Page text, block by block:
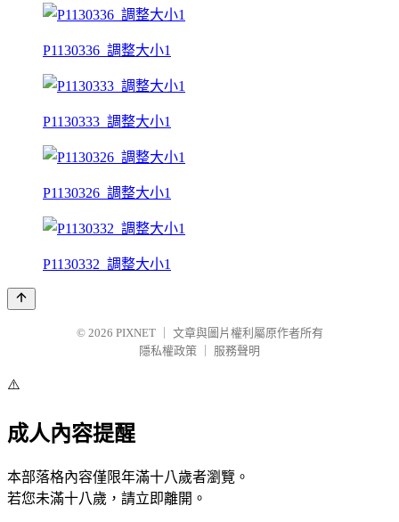
P1130336_調整大小1
P1130333_調整大小1
P1130326_調整大小1
P1130332_調整大小1
© 2026 PIXNET
文章與圖片權利屬原作者所有
隱私權政策
服務聲明
⚠️
成人內容提醒
本部落格內容僅限年滿十八歲者瀏覽。
若您未滿十八歲，請立即離開。